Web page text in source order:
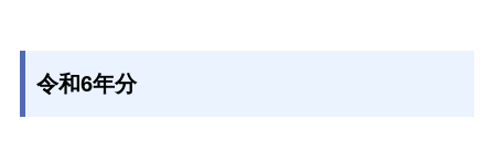
令和6年分